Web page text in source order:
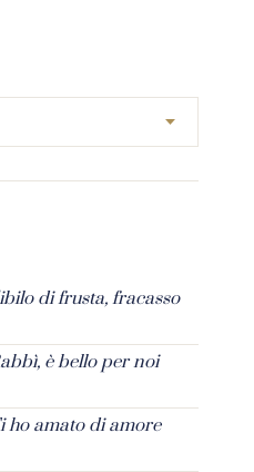
di frusta, fracasso
è bello per noi
ho amato di amore